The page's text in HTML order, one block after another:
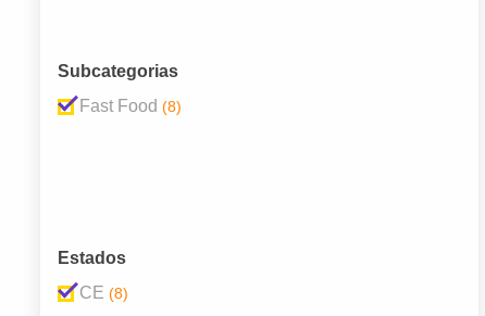
Subcategorias
Fast Food (8)
Estados
CE (8)